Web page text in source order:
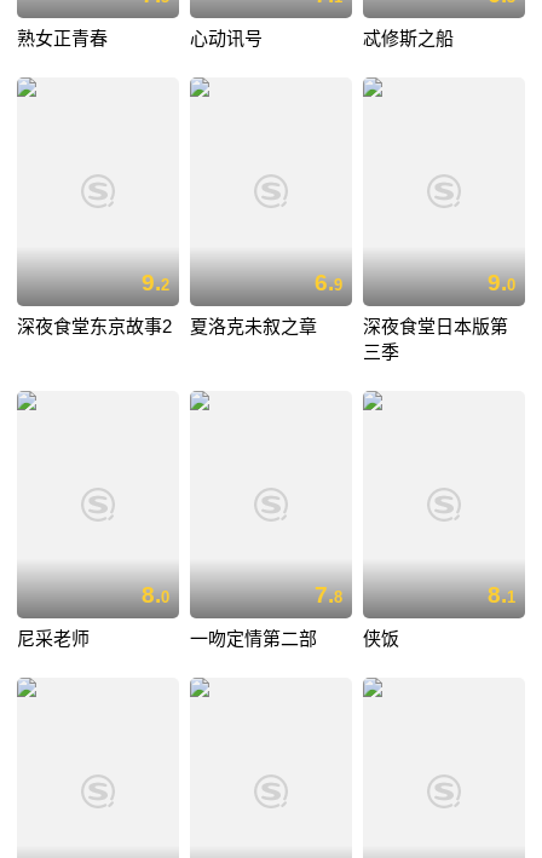
熟女正青春 心动讯号 忒修斯之船
9.2
深夜食堂东京故事2
6.9
夏洛克未叙之章
9.0
深夜食堂日本版第
三季
8.0
尼采老师
7.8
一吻定情第二部
8.1
侠饭